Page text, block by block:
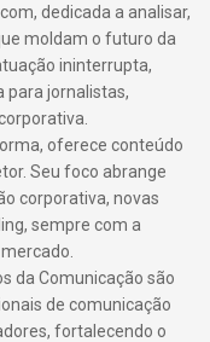
dedicada a analisar,
moldam o futuro da
ininterrupta,
para jornalistas,
oferece conteúdo
Seu foco abrange
corporativa, novas
sempre com a
da Comunicação são
de comunicação
fortalecendo o